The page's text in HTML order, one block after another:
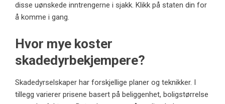
disse uønskede inntrengerne i sjakk. Klikk på staten din for
å komme i gang.
Hvor mye koster
skadedyrbekjempere?
Skadedyrselskaper har forskjellige planer og teknikker. I
tillegg varierer prisene basert på beliggenhet, boligstørrelse